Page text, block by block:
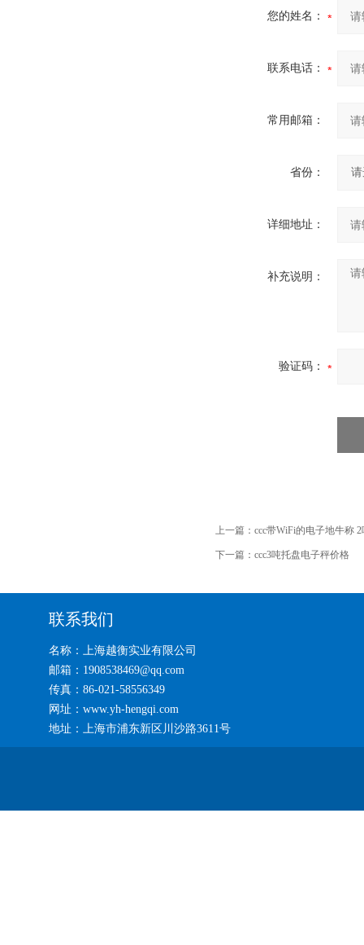
您的姓名：
联系电话：
常用邮箱：
省份：
详细地址：
补充说明：
验证码：
上一篇： ccc带WiFi的电子地牛称
下一篇： ccc3吨托盘电子秤价格
联系我们
名称：上海越衡实业有限公司
邮箱：1908538469@qq.com
传真：86-021-58556349
网址：www.yh-hengqi.com
地址：上海市浦东新区川沙路3611号